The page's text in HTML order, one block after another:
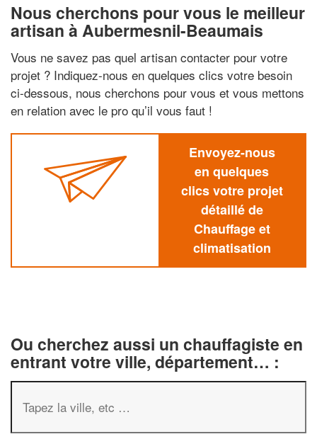
Nous cherchons pour vous le meilleur
artisan à Aubermesnil-Beaumais
Vous ne savez pas quel artisan contacter pour votre
projet ? Indiquez-nous en quelques clics votre besoin
ci-dessous, nous cherchons pour vous et vous mettons
en relation avec le pro qu’il vous faut !
Envoyez-nous
en quelques
clics votre projet
détaillé de
Chauffage et
climatisation
Ou cherchez aussi un chauffagiste en
entrant votre ville, département… :